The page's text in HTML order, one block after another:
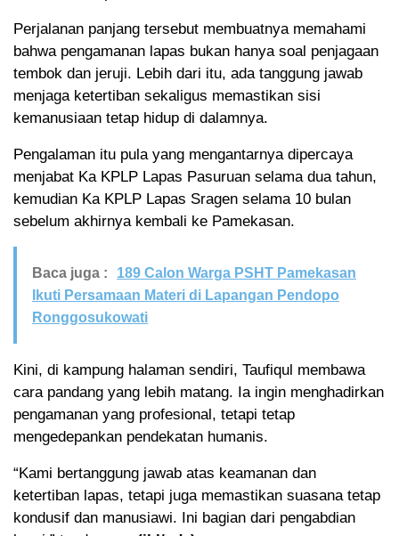
Perjalanan panjang tersebut membuatnya memahami
bahwa pengamanan lapas bukan hanya soal penjagaan
tembok dan jeruji. Lebih dari itu, ada tanggung jawab
menjaga ketertiban sekaligus memastikan sisi
kemanusiaan tetap hidup di dalamnya.
Pengalaman itu pula yang mengantarnya dipercaya
menjabat Ka KPLP Lapas Pasuruan selama dua tahun,
kemudian Ka KPLP Lapas Sragen selama 10 bulan
sebelum akhirnya kembali ke Pamekasan.
Baca juga :
189 Calon Warga PSHT Pamekasan
Ikuti Persamaan Materi di Lapangan Pendopo
Ronggosukowati
Kini, di kampung halaman sendiri, Taufiqul membawa
cara pandang yang lebih matang. Ia ingin menghadirkan
pengamanan yang profesional, tetapi tetap
mengedepankan pendekatan humanis.
“Kami bertanggung jawab atas keamanan dan
ketertiban lapas, tetapi juga memastikan suasana tetap
kondusif dan manusiawi. Ini bagian dari pengabdian